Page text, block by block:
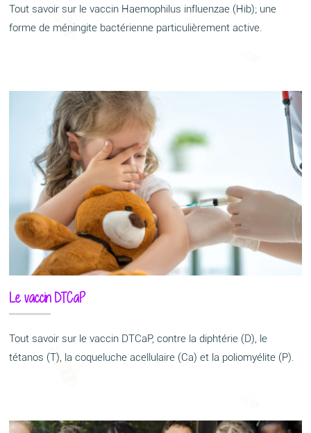
Tout savoir sur le vaccin Haemophilus influenzae (Hib); une
forme de méningite bactérienne particulièrement active.
Le vaccin DTCaP
Tout savoir sur le vaccin DTCaP, contre la diphtérie (D), le
tétanos (T), la coqueluche acellulaire (Ca) et la poliomyélite (P).